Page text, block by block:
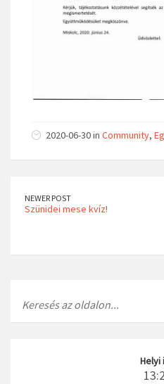
2020-06-30 in Community,
NEWER POST
Szünidei mese kvíz!
Helyi